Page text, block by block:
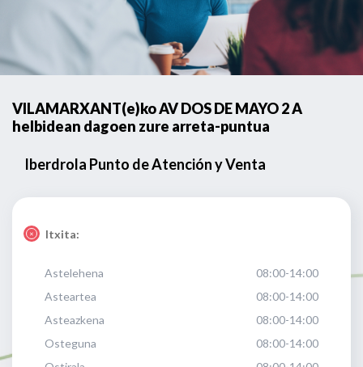
VILAMARXANT(e)ko AV DOS DE MAYO 2 A
helbidean dagoen zure arreta-puntua
Iberdrola Punto de Atención y Venta
Itxita:
Astelehena
08:00-14:00
Asteartea
08:00-14:00
Asteazkena
08:00-14:00
Osteguna
08:00-14:00